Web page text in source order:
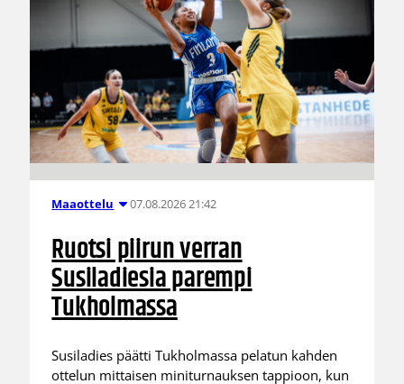
Maaottelu 07.08.2026 21:42
Ruotsi piirun verran
Susiladiesia parempi
Tukholmassa
Susiladies päätti Tukholmassa pelatun kahden
ottelun mittaisen miniturnauksen tappioon, kun